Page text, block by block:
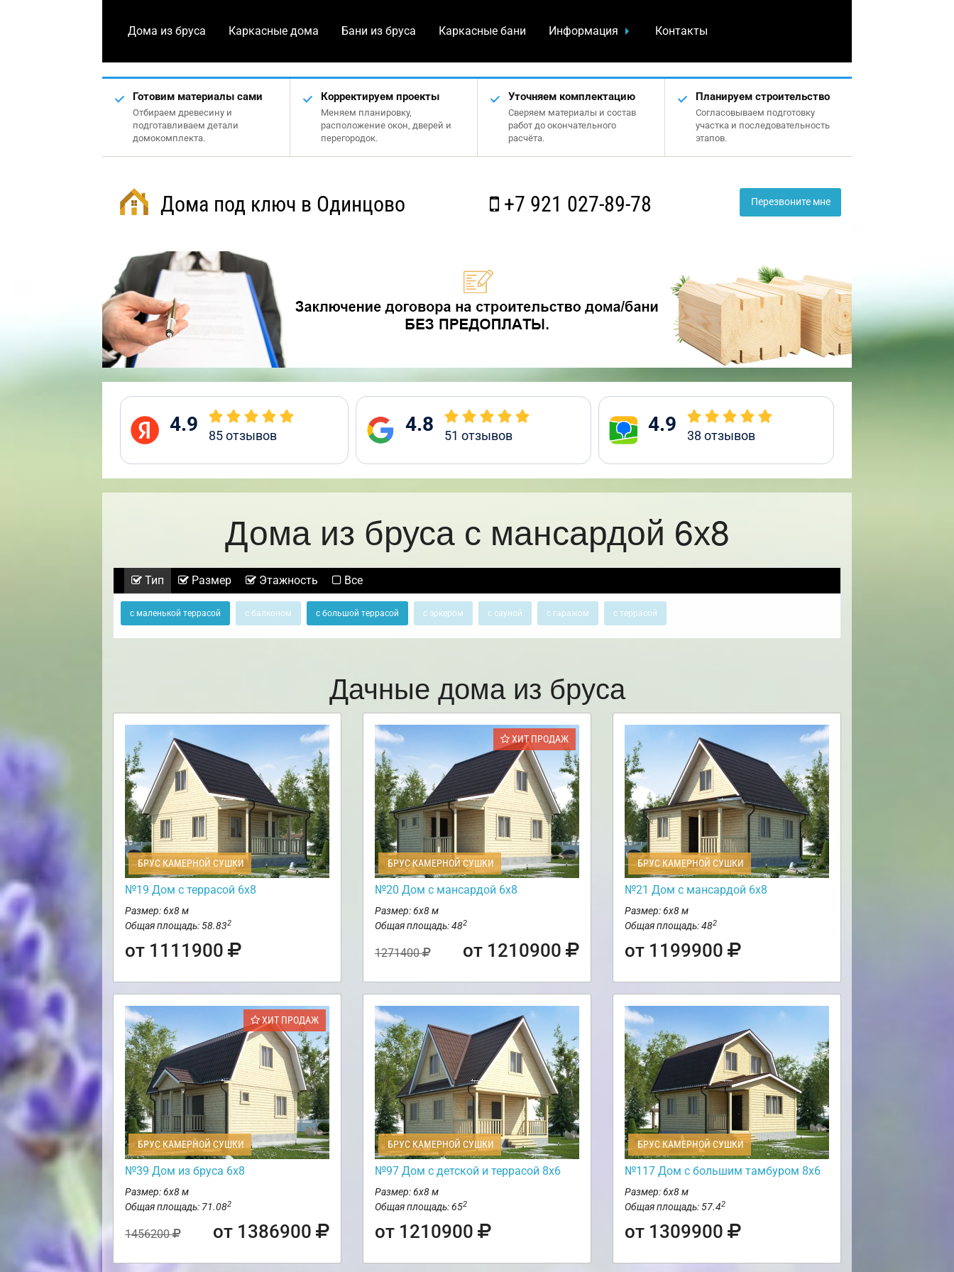
Дома из бруса Каркасные дома Бани из бруса Каркасные бани Информация Контакты
Готовим материалы сами
Отбираем древесину и
подготавливаем детали
домокомплекта.
Корректируем проекты
Меняем планировку,
расположение окон, дверей и
перегородок.
Уточняем комплектацию
Сверяем материалы и состав
работ до окончательного
расчёта.
Планируем строительство
Согласовываем подготовку
участка и последовательность
этапов.
Дома под ключ в Одинцово +7 921 027-89-78 Перезвоните мне
4.9 85отзывов 4.8 51 отзывов 4.9 38 отзывов
Дома из бруса с мансардой 6х8
Тип Размер Этажность Все
с маленькой террасой с балконом с большой террасой с эркером с сауной с гаражом с террасой
Дачные дома из бруса
БРУС КАМЕРНОЙ СУШКИ
№19 Дом с террасой 6х8
Размер: 6х8 м
Общая площадь: 58.832
от 1111900
ХИТ ПРОДАЖ
БРУС КАМЕРНОЙ СУШКИ
№20 Дом с мансардой 6х8
Размер: 6х8 м
Общая площадь: 482
1271400 от 1210900
БРУС КАМЕРНОЙ СУШКИ
№21 Дом с мансардой 6х8
Размер: 6х8 м
Общая площадь: 482
от 1199900
ХИТ ПРОДАЖ
БРУС КАМЕРНОЙ СУШКИ
№39 Дом из бруса 6х8
Размер: 6х8 м
Общая площадь: 71.082
1456200 от 1386900
БРУС КАМЕРНОЙ СУШКИ
№97 Дом с детской и террасой 8х6
Размер: 6х8 м
Общая площадь: 652
от 1210900
БРУС КАМЕРНОЙ СУШКИ
№117 Дом с большим тамбуром 8х6
Размер: 6х8 м
Общая площадь: 57.42
от 1309900